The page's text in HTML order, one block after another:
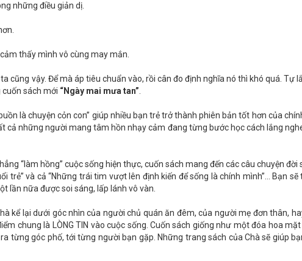
những điều giản dị.
thấy mình vô cùng may mắn.
cũng vậy. Để mà áp tiêu chuẩn vào, rồi cân đo định nghĩa nó thì khó quá. Tự
sách mới “Ngày mai mưa tan”.
là chuyện cỏn con” giúp nhiều bạn trẻ trở thành phiên bản tốt hơn của
cả những người mang tâm hồn nhạy cảm đang từng bước học cách lắng
“làm hồng” cuộc sống hiện thực, cuốn sách mang đến các câu chuyện
trẻ” và cả “Những trái tim vượt lên định kiến để sống là chính mình”... Bạn
lần nữa được soi sáng, lấp lánh vô vàn.
kể lại dưới góc nhìn của người chủ quán ăn đêm, của người mẹ đơn thân,
chung là LÒNG TIN vào cuộc sống. Cuốn sách giống như một đóa hoa
từng góc phố, tới từng người bạn gặp. Những trang sách của Chà sẽ giúp